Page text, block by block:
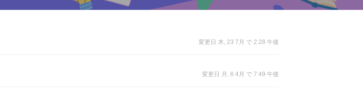
変更日 木, 23 7月 で 2:28 午後
変更日 月, 6 4月 で 7:49 午後